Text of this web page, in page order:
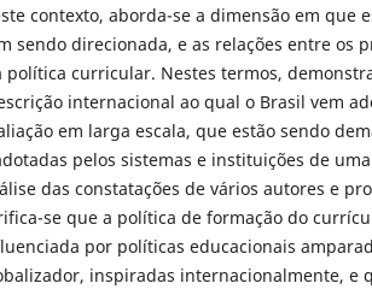
contexto, aborda-se a dimensão em que
sendo direcionada, e as relações entre os
política curricular. Nestes termos,
internacional ao qual o Brasil vem
em larga escala, que estão sendo
pelos sistemas e instituições de
das constatações de vários autores e
se que a política de formação do
por políticas educacionais
inspiradas internacionalmente, e